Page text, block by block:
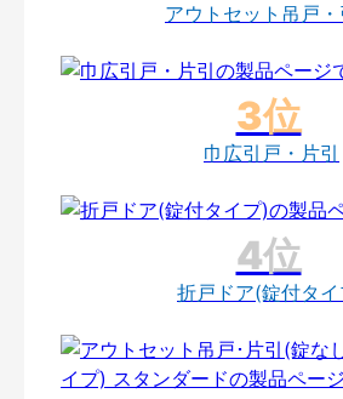
アウトセット吊戸
巾広引戸・片引
折戸ドア(錠付タイ